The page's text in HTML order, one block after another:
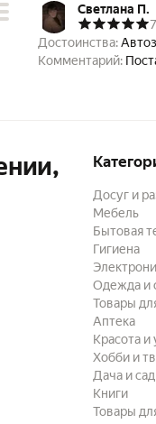
Светлана П.
Достоинства:
Комментарий:
Досуг и
Мебель
Бытовая
Гигиена
Одежда и
Товары
Аптека
Красота и
Хобби и
Дача и сад
Книги
Товары